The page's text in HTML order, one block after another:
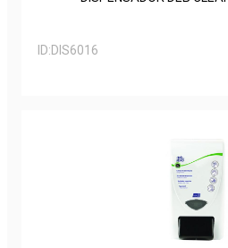
ID:DIS6016